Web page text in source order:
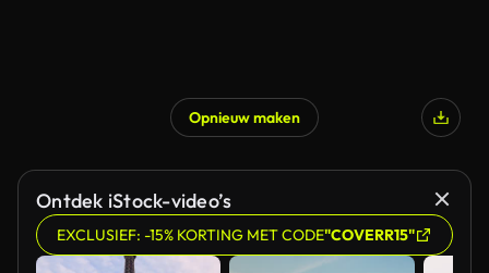
Gegenereerd door AI
Opnieuw maken
Ontdek iStock-video’s
EXCLUSIEF: -15% KORTING MET CODE"COVERR15"